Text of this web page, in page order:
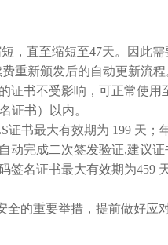
， 直至缩短至47天。
因此
重新颁发后的自动更新流程
的证书不受影响，可正常使
证书）以内。
证书最大有效期为 199 天；
动完成二次签发验证,建议
签名证书最大有效期为459
全的重要举措，提前做好